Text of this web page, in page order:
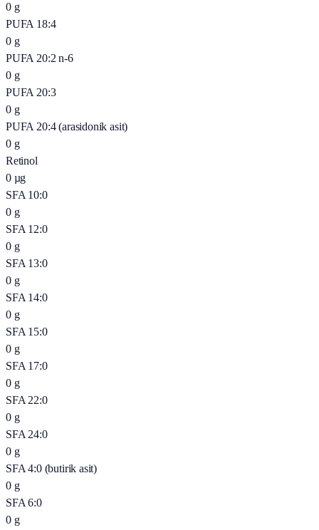
0 g
PUFA 18:4
0 g
PUFA 20:2 n-6
0 g
PUFA 20:3
0 g
PUFA 20:4 (arasidonik asit)
0 g
Retinol
0 µg
SFA 10:0
0 g
SFA 12:0
0 g
SFA 13:0
0 g
SFA 14:0
0 g
SFA 15:0
0 g
SFA 17:0
0 g
SFA 22:0
0 g
SFA 24:0
0 g
SFA 4:0 (butirik asit)
0 g
SFA 6:0
0 g